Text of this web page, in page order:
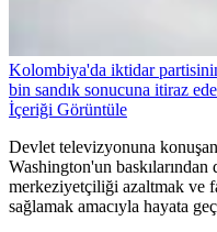
Kolombiya'da iktidar
bin sandık sonucuna itiraz
İçeriği Görüntüle
Devlet televizyonuna
Washington'un
merkeziyetçiliği azaltmak ve
sağlamak amacıyla hayata